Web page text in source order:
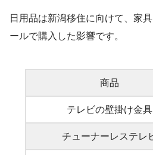
日用品は新潟移住に向けて、家
ールで購入した影響です。
商品
テレビの壁掛け金具
チューナーレステレ